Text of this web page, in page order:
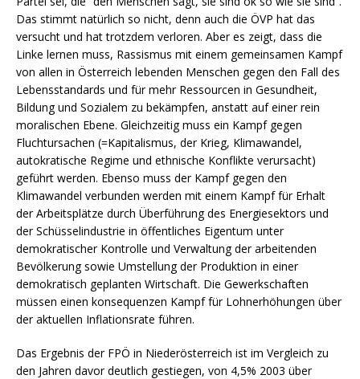
Das stimmt natürlich so nicht, denn auch die ÖVP hat das
versucht und hat trotzdem verloren. Aber es zeigt, dass die
Linke lernen muss, Rassismus mit einem gemeinsamen Kampf
von allen in Österreich lebenden Menschen gegen den Fall des
Lebensstandards und für mehr Ressourcen in Gesundheit,
Bildung und Sozialem zu bekämpfen, anstatt auf einer rein
moralischen Ebene. Gleichzeitig muss ein Kampf gegen
Fluchtursachen (=Kapitalismus, der Krieg, Klimawandel,
autokratische Regime und ethnische Konflikte verursacht)
geführt werden. Ebenso muss der Kampf gegen den
Klimawandel verbunden werden mit einem Kampf für Erhalt
der Arbeitsplätze durch Überführung des Energiesektors und
der Schüsselindustrie in öffentliches Eigentum unter
demokratischer Kontrolle und Verwaltung der arbeitenden
Bevölkerung sowie Umstellung der Produktion in einer
demokratisch geplanten Wirtschaft. Die Gewerkschaften
müssen einen konsequenzen Kampf für Lohnerhöhungen über
der aktuellen Inflationsrate führen.
Das Ergebnis der FPÖ in Niederösterreich ist im Vergleich zu
den Jahren davor deutlich gestiegen, von 4,5% 2003 über